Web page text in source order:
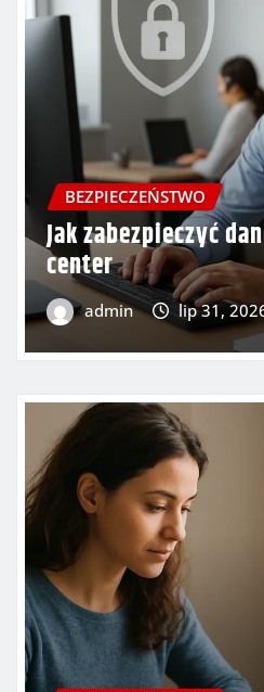
BEZPIECZEŃSTWO
Bezpieczeństwo
produkcyjnych
admin lip 29,